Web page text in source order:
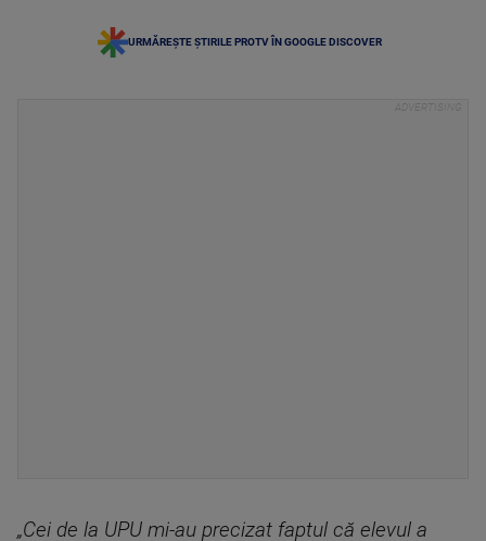
URMĂREȘTE ȘTIRILE PROTV ÎN GOOGLE DISCOVER
„Cei de la UPU mi-au precizat faptul că elevul a